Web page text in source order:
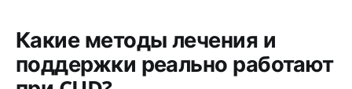
Какие методы лечения и
поддержки реально работают